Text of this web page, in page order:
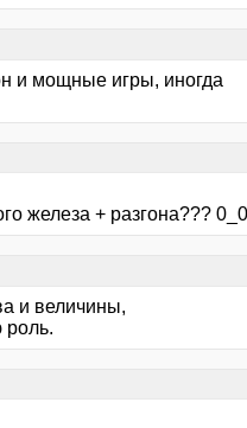
и мощные игры, иногда
железа + разгона??? 0_0
и величины,
роль.